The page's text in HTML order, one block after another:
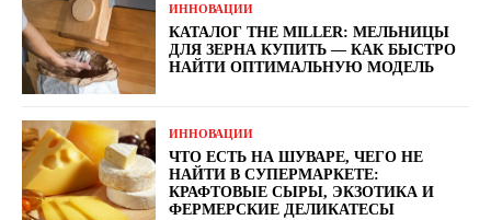
ИННОВАЦИИ
КАТАЛОГ THE MILLER: МЕЛЬНИЦЫ
ДЛЯ ЗЕРНА КУПИТЬ — КАК БЫСТРО
НАЙТИ ОПТИМАЛЬНУЮ МОДЕЛЬ
ИННОВАЦИИ
ЧТО ЕСТЬ НА ШУВАРЕ, ЧЕГО НЕ
НАЙТИ В СУПЕРМАРКЕТЕ:
КРАФТОВЫЕ СЫРЫ, ЭКЗОТИКА И
ФЕРМЕРСКИЕ ДЕЛИКАТЕСЫ